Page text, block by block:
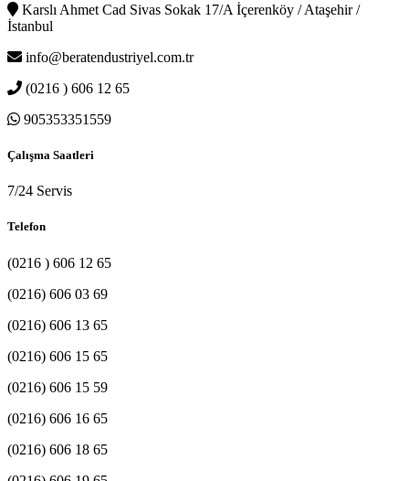
Karslı Ahmet Cad Sivas Sokak 17/A İçerenköy / Ataşehir /
İstanbul
info@beratendustriyel.com.tr
(0216 ) 606 12 65
905353351559
Çalışma Saatleri
7/24 Servis
Telefon
(0216 ) 606 12 65
(0216) 606 03 69
(0216) 606 13 65
(0216) 606 15 65
(0216) 606 15 59
(0216) 606 16 65
(0216) 606 18 65